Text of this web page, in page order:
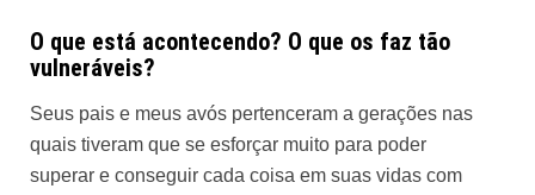
O que está acontecendo? O que os faz tão
vulneráveis?
Seus pais e meus avós pertenceram a gerações nas
quais tiveram que se esforçar muito para poder
superar e conseguir cada coisa em suas vidas com